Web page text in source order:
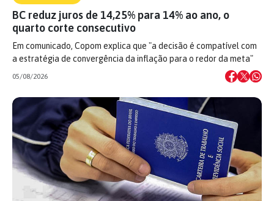
BC reduz juros de 14,25% para 14% ao ano, o
quarto corte consecutivo
Em comunicado, Copom explica que "a decisão é compatível com
a estratégia de convergência da inflação para o redor da meta"
05/08/2026